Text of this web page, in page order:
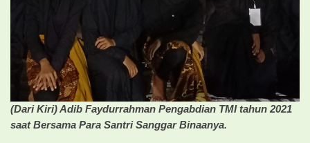
(Dari Kiri) Adib Faydurrahman Pengabdian TMI tahun 2021
saat Bersama Para Santri Sanggar Binaanya.